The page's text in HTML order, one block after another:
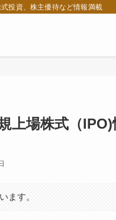
投資、株主優待など情報満載
上場株式（
ます。